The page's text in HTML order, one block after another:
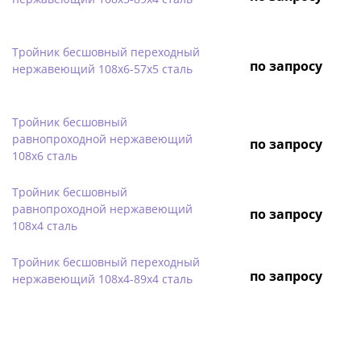
Тройник бесшовный переходный
нержавеющий 108х6-57х5 сталь
по запросу
Тройник бесшовный
равнопроходной нержавеющий
108х6 сталь
по запросу
Тройник бесшовный
равнопроходной нержавеющий
108х4 сталь
по запросу
Тройник бесшовный переходный
нержавеющий 108х4-89х4 сталь
по запросу